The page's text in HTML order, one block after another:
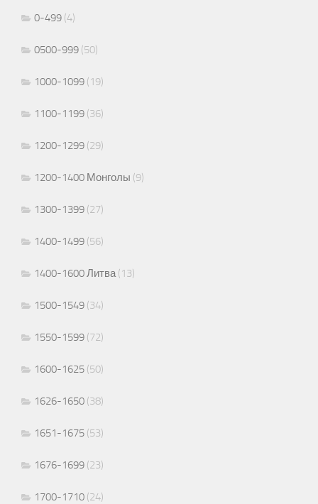
0-499 (4)
0500-999 (50)
1000-1099 (19)
1100-1199 (36)
1200-1299 (29)
1200-1400 Монголы (9)
1300-1399 (27)
1400-1499 (56)
1400-1600 Литва(13)
1500-1549 (34)
1550-1599 (72)
1600-1625 (50)
1626-1650 (38)
1651-1675 (53)
1676-1699 (23)
1700-1710 (24)